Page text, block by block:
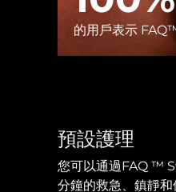
的用戶表示
預設護理
您可以通過FAQ ™
分鐘的救急、鎮靜和
All acne
All
KIWI™ 皮
Advanced
Serum
For healthy
issa™
18% PAP
護膚品
全部購買